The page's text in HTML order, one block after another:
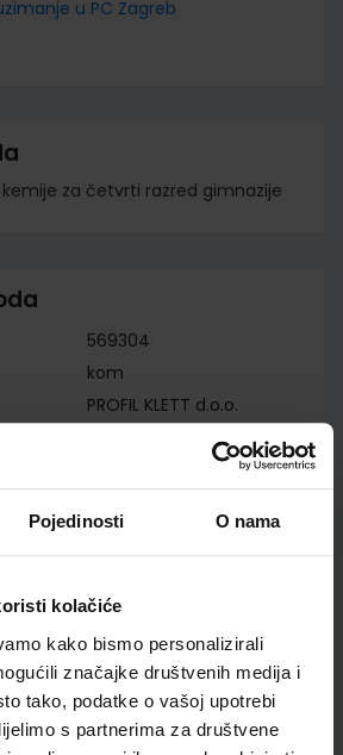
Pojedinosti O nama
kolačiće
kako bismo personalizirali
značajke društvenih medija i
tako, podatke o vašoj upotrebi
s partnerima za društvene
u PC Zagreb
kemije za četvrti razred gimnazije
569304
kom
PROFIL KLETT d.o.o.
Habuš Barić Tominac
Dragobratović Liber Kučak
Bajić
40 4.RAZRED SŠ
KEMIJA
7481